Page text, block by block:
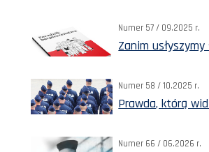
Numer 57 / 09.2025 r.
Zanim
Numer 58 / 10.2025 r.
Prawda, którą
Numer 66 / 06.2026 r.